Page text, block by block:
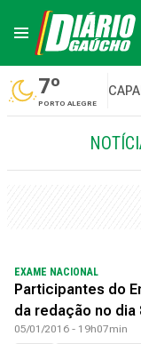
7º
PORTO ALEGRE
CAPA
EXAME NACIONAL
Participantes do
da redação no dia
05/01/2016 - 19h07min